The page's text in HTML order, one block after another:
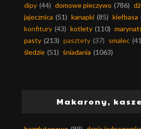
dipy (44) domowe pieczywo (786)
jajecznica (51) kanapki (85) kiełbasa
konfitury (43) kotlety (110)
pasty (213) pasztety (37) smalec
śledzie (51) śniadania (1063)
Makarony,